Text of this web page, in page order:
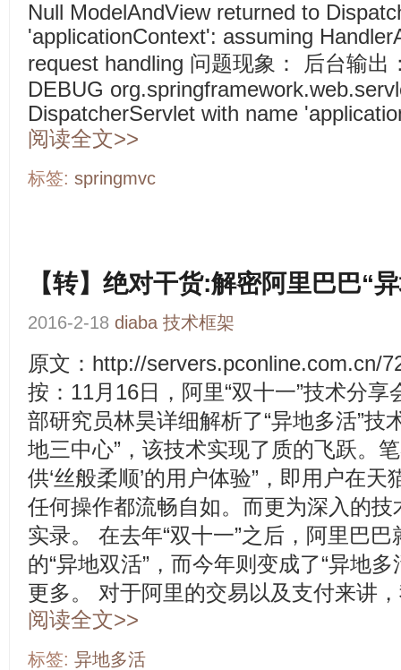
Null ModelAndView returned to
'applicationContext': assuming
request handling 问题现象： 后台输出
DEBUG
DispatcherServlet with name
阅读全文>>
标签: springmvc
【转】绝对干货:解密阿里巴巴“
2016-2-18 diaba 技术框架
原文：http://servers.pconline.com.cn/
按：11月16日，阿里“双十一”技术分
部研究员林昊详细解析了“异地多活”技
地三中心”，该技术实现了质的飞跃。
供‘丝般柔顺’的用户体验”，即用户在
任何操作都流畅自如。而更为深入的
实录。 在去年“双十一”之后，阿里巴
的“异地双活”，而今年则变成了“异地
更多。 对于阿里的交易以及支付来讲
阅读全文>>
标签: 异地多活